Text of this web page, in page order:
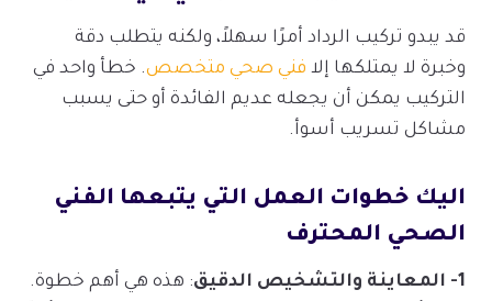
قد يبدو تركيب الرداد أمرًا سهلاً، ولكنه يتطلب دقة
وخبرة لا يمتلكها إلا فني صحي متخصص. خطأ واحد في
التركيب يمكن أن يجعله عديم الفائدة أو حتى يسبب
مشاكل تسريب أسوأ.
اليك خطوات العمل التي يتبعها الفني
الصحي المحترف
1- المعاينة والتشخيص الدقيق
: هذه هي أهم خطوة.